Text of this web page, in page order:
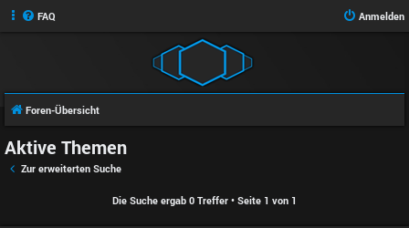
FAQ Anmelden
Foren-Übersicht
Aktive Themen
Zur erweiterten Suche
Die Suche ergab 0 Treffer • Seite 1 von 1